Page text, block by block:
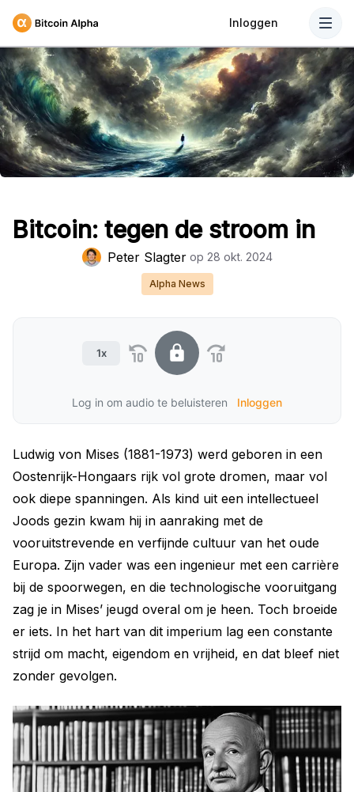
Inloggen
Bitcoin: tegen de stroom in
Peter Slagter op 28 okt. 2024
Alpha News
1x
Log in om audio te beluisteren Inloggen
Ludwig von Mises (1881-1973) werd geboren in een
Oostenrijk-Hongaars rijk vol grote dromen, maar vol
ook diepe spanningen. Als kind uit een intellectueel
Joods gezin kwam hij in aanraking met de
vooruitstrevende en verfijnde cultuur van het oude
Europa. Zijn vader was een ingenieur met een carrière
bij de spoorwegen, en die technologische vooruitgang
zag je in Mises’ jeugd overal om je heen. Toch broeide
er iets. In het hart van dit imperium lag een constante
strijd om macht, eigendom en vrijheid, en dat bleef niet
zonder gevolgen.